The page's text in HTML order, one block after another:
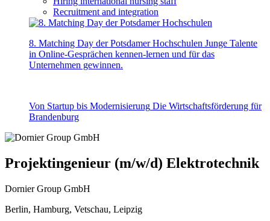
Recruitment and integration
8. Matching Day der Potsdamer Hochschulen Junge Talente
in Online-Gesprächen kennen-lernen und für das
Unternehmen gewinnen.
Von Startup bis Modernisierung Die Wirtschaftsförderung für
Brandenburg
Projektingenieur (m/w/d) Elektrotechnik
Dornier Group GmbH
Berlin, Hamburg, Vetschau, Leipzig